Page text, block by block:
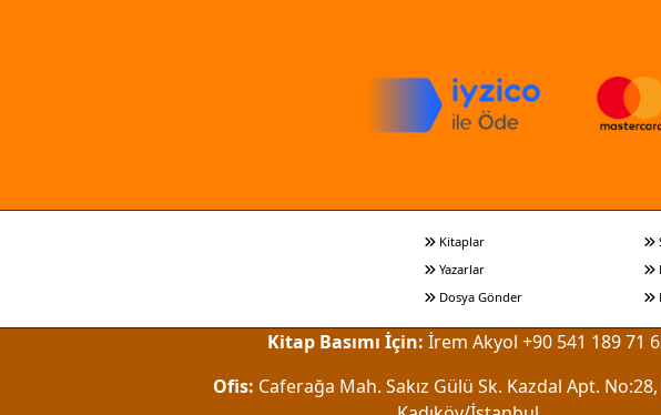
Kitaplar
Yazarlar
Dosya Gönder
Kitap Basımı İçin: İrem Akyol +90 541 189 71
Ofis: Caferağa Mah. Sakız Gülü Sk. Kazdal Apt. No:28,